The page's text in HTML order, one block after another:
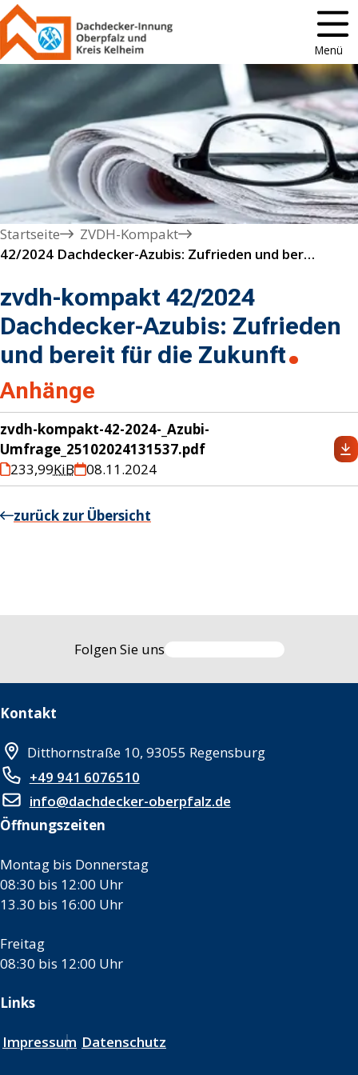
Menü
Startseite
ZVDH-Kompakt
42/2024 Dachdecker-Azubis: Zufrieden und bereit für die Zukunft
zvdh-kompakt 42/2024
Dachdecker-Azubis: Zufrieden
und bereit für die Zukunft
Anhänge
zvdh-kompakt-42-2024-_Azubi-
Umfrage_25102024131537.pdf
233,99KiB 08.11.2024
zurück zur Übersicht
Folgen Sie uns
Kontakt
Ditthornstraße 10, 93055 Regensburg
+49 941 6076510
info@dachdecker-oberpfalz.de
Öffnungszeiten
Montag bis Donnerstag
08:30 bis 12:00 Uhr
13.30 bis 16:00 Uhr
Freitag
08:30 bis 12:00 Uhr
Links
Impressum Datenschutz